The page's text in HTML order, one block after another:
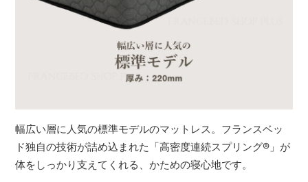
幅広い層に人気の標準モデルのマットレス。フランスベッ
ド独自の技術が詰め込まれた「高密度連続スプリング® 」が
体をしっかり支えてくれる、かための寝心地です。